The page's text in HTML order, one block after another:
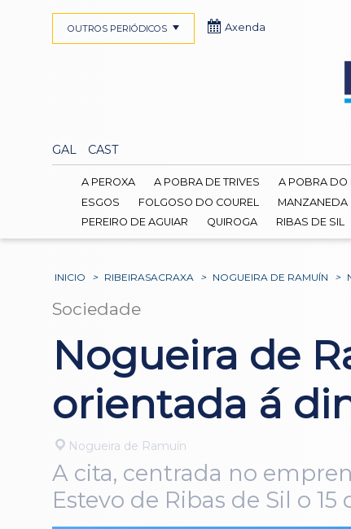
GAL CAST
OUTROS PERIÓDICOS Axenda
A PEROXA A POBRA DE TRIVES A POBRA DO
ESGOS
FOLGOSO DO COUREL MANZANEDA
PEREIRO DE AGUIAR
QUIROGA RIBAS DE SIL
INICIO > RIBEIRASACRAXA > NOGUEIRA DE RAMUÍN >
Sociedade
Nogueira de
orientada á
Nogueira de Ramuín
A cita, centrada no
Estevo de Ribas de Sil o 15